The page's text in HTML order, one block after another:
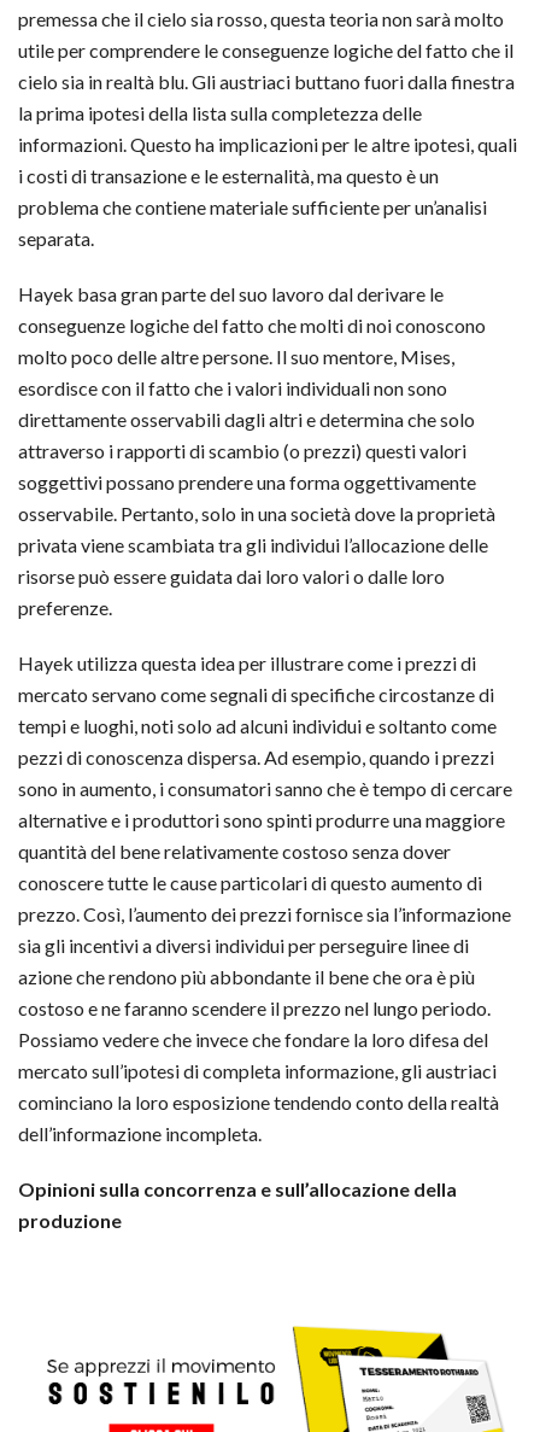
premessa che il cielo sia rosso, questa teoria non sarà molto
utile per comprendere le conseguenze logiche del fatto che il
cielo sia in realtà blu. Gli austriaci buttano fuori dalla finestra
la prima ipotesi della lista sulla completezza delle
informazioni. Questo ha implicazioni per le altre ipotesi, quali
i costi di transazione e le esternalità, ma questo è un
problema che contiene materiale sufficiente per un’analisi
separata.
Hayek basa gran parte del suo lavoro dal derivare le
conseguenze logiche del fatto che molti di noi conoscono
molto poco delle altre persone. Il suo mentore, Mises,
esordisce con il fatto che i valori individuali non sono
direttamente osservabili dagli altri e determina che solo
attraverso i rapporti di scambio (o prezzi) questi valori
soggettivi possano prendere una forma oggettivamente
osservabile. Pertanto, solo in una società dove la proprietà
privata viene scambiata tra gli individui l’allocazione delle
risorse può essere guidata dai loro valori o dalle loro
preferenze.
Hayek utilizza questa idea per illustrare come i prezzi di
mercato servano come segnali di specifiche circostanze di
tempi e luoghi, noti solo ad alcuni individui e soltanto come
pezzi di conoscenza dispersa. Ad esempio, quando i prezzi
sono in aumento, i consumatori sanno che è tempo di cercare
alternative e i produttori sono spinti produrre una maggiore
quantità del bene relativamente costoso senza dover
conoscere tutte le cause particolari di questo aumento di
prezzo. Così, l’aumento dei prezzi fornisce sia l’informazione
sia gli incentivi a diversi individui per perseguire linee di
azione che rendono più abbondante il bene che ora è più
costoso e ne faranno scendere il prezzo nel lungo periodo.
Possiamo vedere che invece che fondare la loro difesa del
mercato sull’ipotesi di completa informazione, gli austriaci
cominciano la loro esposizione tendendo conto della realtà
dell’informazione incompleta.
Opinioni sulla concorrenza e sull’allocazione della
produzione